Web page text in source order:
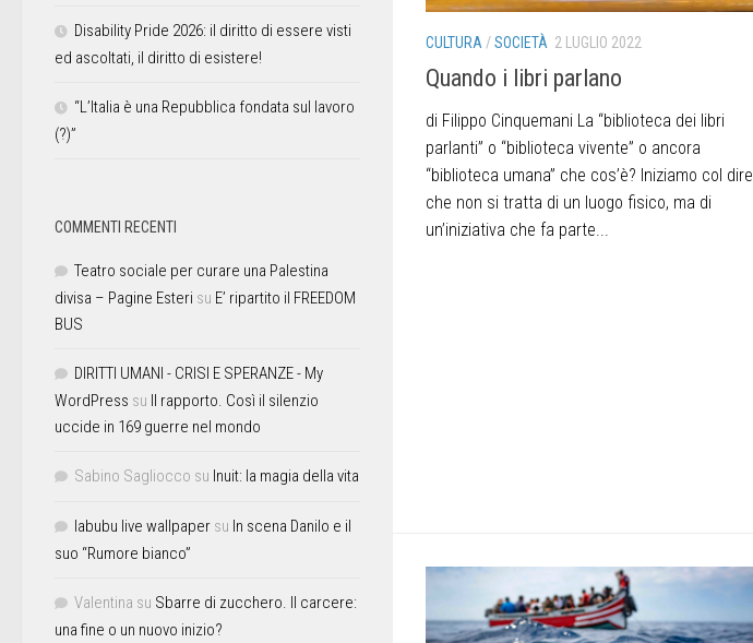
CULTURA /SOCIETÀ 2 LUGLIO 2022
Quando i libri parlano
di Filippo Cinquemani La “biblioteca dei libri
parlanti” o “biblioteca vivente” o ancora
“biblioteca umana” che cos’è? Iniziamo col dire
che non si tratta di un luogo fisico, ma di
un’iniziativa che fa parte...
Disability Pride 2026: il diritto di essere visti
ed ascoltati, il diritto di esistere!
“L’Italia è una Repubblica fondata sul lavoro
(?)”
COMMENTI RECENTI
Teatro sociale per curare una Palestina
divisa – Pagine Esteri su E’ ripartito il FREEDOM
BUS
DIRITTI UMANI - CRISI E SPERANZE - My
WordPress su Il rapporto. Così il silenzio
uccide in 169 guerre nel mondo
Sabino Sagliocco su Inuit: la magia della vita
labubu live wallpaper su In scena Danilo e il
suo “Rumore bianco”
Valentina su Sbarre di zucchero. Il carcere:
una fine o un nuovo inizio?